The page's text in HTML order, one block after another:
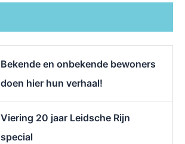
Bekende en onbekende bewoners
doen hier hun verhaal!
Viering 20 jaar Leidsche Rijn
special